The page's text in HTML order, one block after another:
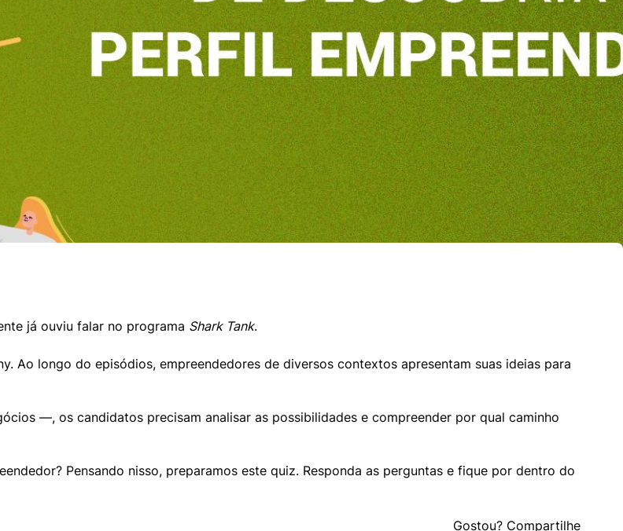
já ouviu falar no programa Shark Tank.
Ao longo do episódios, empreendedores de diversos contextos apresentam suas ideias para
—, os candidatos precisam analisar as possibilidades e compreender por qual caminho
Pensando nisso, preparamos este quiz. Responda as perguntas e fique por dentro do
Gostou? Compartilhe